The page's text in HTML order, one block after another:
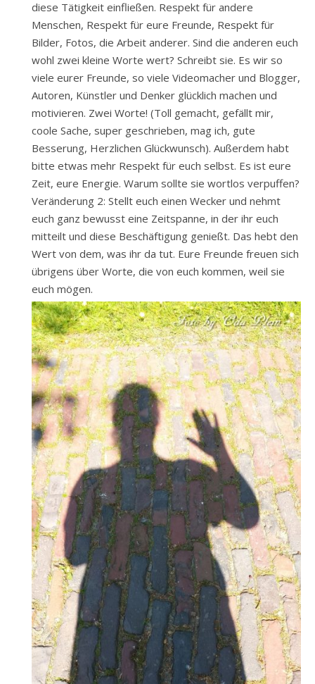
diese Tätigkeit einfließen. Respekt für andere
Menschen, Respekt für eure Freunde, Respekt für
Bilder, Fotos, die Arbeit anderer. Sind die anderen euch
wohl zwei kleine Worte wert? Schreibt sie. Es wir so
viele eurer Freunde, so viele Videomacher und Blogger,
Autoren, Künstler und Denker glücklich machen und
motivieren. Zwei Worte! (Toll gemacht, gefällt mir,
coole Sache, super geschrieben, mag ich, gute
Besserung, Herzlichen Glückwunsch). Außerdem habt
bitte etwas mehr Respekt für euch selbst. Es ist eure
Zeit, eure Energie. Warum sollte sie wortlos verpuffen?
Veränderung 2: Stellt euch einen Wecker und nehmt
euch ganz bewusst eine Zeitspanne, in der ihr euch
mitteilt und diese Beschäftigung genießt. Das hebt den
Wert von dem, was ihr da tut. Eure Freunde freuen sich
übrigens über Worte, die von euch kommen, weil sie
euch mögen.